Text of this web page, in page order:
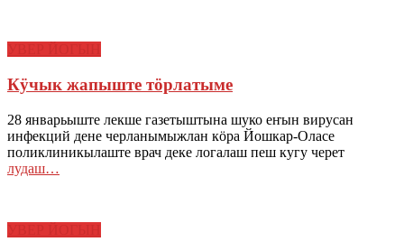
Кÿчык жапыште тöрлатыме
28 январьыште лекше газетыштына шуко еҥын вирусан
инфекций дене черланымыжлан кöра Йошкар-Оласе
поликлиникылаште врач деке логалаш пеш кугу черет
лудаш…